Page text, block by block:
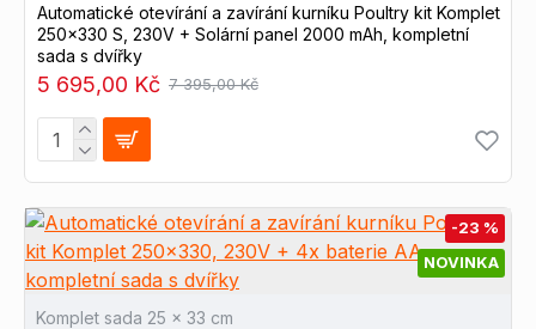
Automatické otevírání a zavírání kurníku Poultry kit Komplet
250x330 S, 230V + Solární panel 2000 mAh, kompletní
sada s dvířky
5 695,00 Kč 7 395,00 Kč
NOVINKA
-23 %
Komplet sada 25 x 33 cm